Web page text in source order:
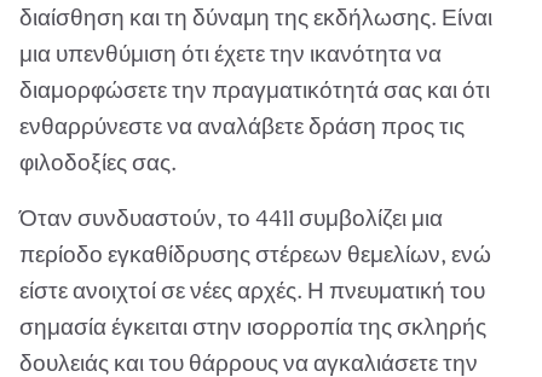
διαίσθηση και τη δύναμη της εκδήλωσης. Είναι
μια υπενθύμιση ότι έχετε την ικανότητα να
διαμορφώσετε την πραγματικότητά σας και ότι
ενθαρρύνεστε να αναλάβετε δράση προς τις
φιλοδοξίες σας.
Όταν συνδυαστούν, το 4411 συμβολίζει μια
περίοδο εγκαθίδρυσης στέρεων θεμελίων, ενώ
είστε ανοιχτοί σε νέες αρχές. Η πνευματική του
σημασία έγκειται στην ισορροπία της σκληρής
δουλειάς και του θάρρους να αγκαλιάσετε την